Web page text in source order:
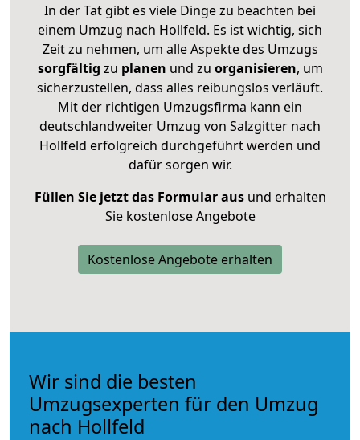
In der Tat gibt es viele Dinge zu beachten bei
einem Umzug nach Hollfeld. Es ist wichtig, sich
Zeit zu nehmen, um alle Aspekte des Umzugs
sorgfältig zu planen und zu organisieren, um
sicherzustellen, dass alles reibungslos verläuft.
Mit der richtigen Umzugsfirma kann ein
deutschlandweiter Umzug von Salzgitter nach
Hollfeld erfolgreich durchgeführt werden und
dafür sorgen wir.
Füllen Sie jetzt das Formular ausund erhalten
Sie kostenlose Angebote
Kostenlose Angebote erhalten
Wir sind die besten
Umzugsexperten für den Umzug
nach Hollfeld